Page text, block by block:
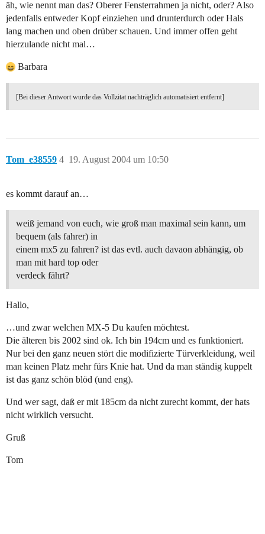
äh, wie nennt man das? Oberer Fensterrahmen ja nicht, oder? Also
jedenfalls entweder Kopf einziehen und drunterdurch oder Hals
lang machen und oben drüber schauen. Und immer offen geht
hierzulande nicht mal…
Barbara
[Bei dieser Antwort wurde das Vollzitat nachträglich automatisiert entfernt]
Tom_e38559 19. August 2004 um 10:50
4
es kommt darauf an…
weiß jemand von euch, wie groß man maximal sein kann, um
bequem (als fahrer) in
einem mx5 zu fahren? ist das evtl. auch davaon abhängig, ob
man mit hard top oder
verdeck fährt?
Hallo,
…und zwar welchen MX-5 Du kaufen möchtest.
Die älteren bis 2002 sind ok. Ich bin 194cm und es funktioniert.
Nur bei den ganz neuen stört die modifizierte Türverkleidung, weil
man keinen Platz mehr fürs Knie hat. Und da man ständig kuppelt
ist das ganz schön blöd (und eng).
Und wer sagt, daß er mit 185cm da nicht zurecht kommt, der hats
nicht wirklich versucht.
Gruß
Tom